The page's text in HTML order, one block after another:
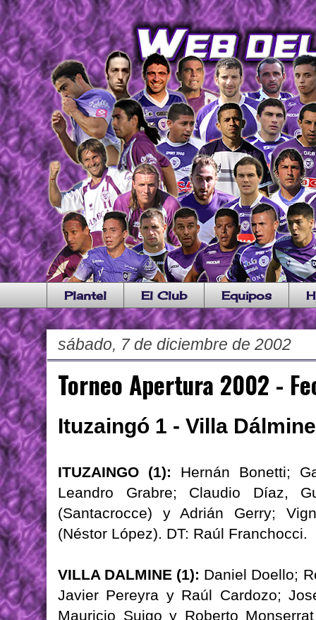
Plantel El Club Equipos
sábado, 7 de diciembre de 2002
Torneo Apertura 2002 -
Ituzaingó 1 - Villa
ITUZAINGO (1): Hernán Bonetti;
Leandro Grabre; Claudio Díaz,
(Santacrocce) y Adrián Gerry;
(Néstor López). DT: Raúl Franchocci.
VILLA DALMINE (1): Daniel Doello;
Javier Pereyra y Raúl Cardozo;
Mauricio Suigo y Roberto